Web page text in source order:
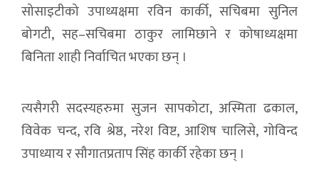
सोसाइटीको उपाध्यक्षमा रविन कार्की, सचिबमा सुनिल
बोगटी, सह–सचिबमा ठाकुर लामिछाने र कोषाध्यक्षमा
बिनिता शाही निर्वाचित भएका छन् ।
त्यसैगरी सदस्यहरुमा सुजन सापकोटा, अस्मिता ढकाल,
विवेक चन्द, रवि श्रेष्ठ, नरेश विष्ट, आशिष चालिसे, गोविन्द
उपाध्याय र सौगातप्रताप सिंह कार्की रहेका छन् ।